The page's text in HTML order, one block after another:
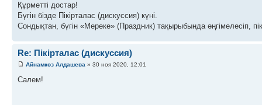
Құрметті достар!
Бүгін бізде Пікірталас (дискуссия) күні.
Сондықтан, бүгін «Мереке» (Праздник) тақырыбында әңгімелесіп,
Re: Пікірталас (дискуссия)
Айнамкөз Алдашева » 30 ноя 2020, 12:01
Салем!